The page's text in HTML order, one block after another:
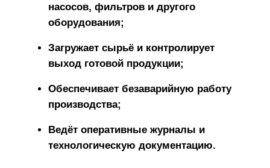
насосов, фильтров и другого
оборудования;
Загружает сырьё и контролирует
выход готовой продукции;
Обеспечивает безаварийную работу
производства;
Ведёт оперативные журналы и
технологическую документацию.